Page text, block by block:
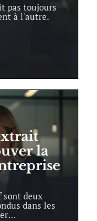
pas toujours
à l'autre.
la
deux
dans les
…